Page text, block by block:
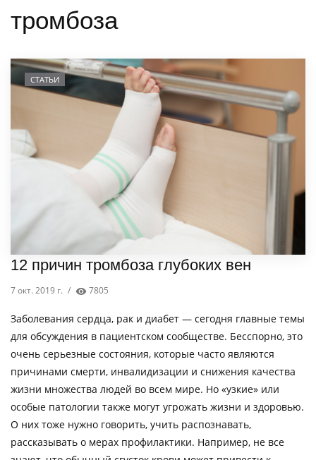
тромбоза
СТАТЬИ
12 причин тромбоза глубоких вен
7 окт. 2019 г. / 7805
Заболевания сердца, рак и диабет — сегодня главные темы
для обсуждения в пациентском сообществе. Бесспорно, это
очень серьезные состояния, которые часто являются
причинами смерти, инвалидизации и снижения качества
жизни множества людей во всем мире. Но «узкие» или
особые патологии также могут угрожать жизни и здоровью.
О них тоже нужно говорить, учить распознавать,
рассказывать о мерах профилактики. Например, не все